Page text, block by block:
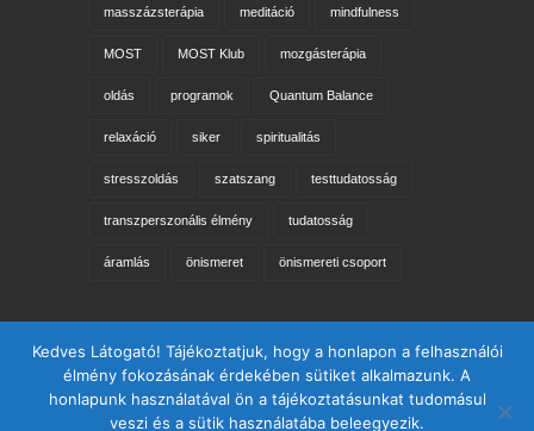
masszázsterápia meditáció mindfulness
MOST MOST Klub mozgásterápia
oldás programok Quantum Balance
relaxáció siker spiritualitás
stresszoldás szatszang testtudatosság
transzperszonális élmény tudatosság
áramlás önismeret önismereti csoport
Keresés az oldalon
Kedves Látogató! Tájékoztatjuk, hogy a honlapon a felhasználói
élmény fokozásának érdekében sütiket alkalmazunk. A
honlapunk használatával ön a tájékoztatásunkat tudomásul
veszi és a sütik használatába beleegyezik.